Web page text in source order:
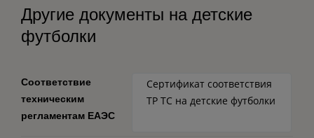
Другие документы на детские
футболки
Соответствие
техническим
регламентам ЕАЭС
Сертификат соответствия
ТР ТС на детские футболки